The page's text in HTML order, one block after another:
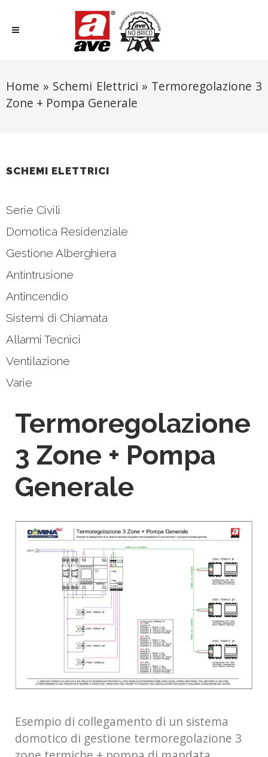
Home » Schemi Elettrici » Termoregolazione 3
Zone + Pompa Generale
SCHEMI ELETTRICI
Serie Civili
Domotica Residenziale
Gestione Alberghiera
Antintrusione
Antincendio
Sistemi di Chiamata
Allarmi Tecnici
Ventilazione
Varie
Termoregolazione
3 Zone + Pompa
Generale
Esempio di collegamento di un sistema
domotico di gestione termoregolazione 3